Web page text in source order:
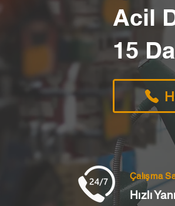
Acil
15
Çalışma
Hızlı